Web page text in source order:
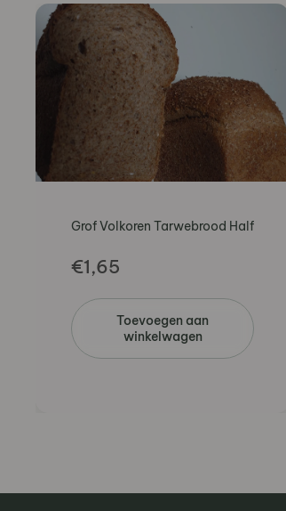
Grof Volkoren Tarwebrood Half
€1,65
Toevoegen aan
winkelwagen